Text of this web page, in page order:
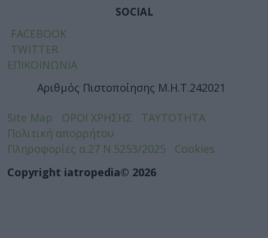
SOCIAL
FACEBOOK
TWITTER
ΕΠΙΚΟΙΝΩΝΙΑ
Αριθμός Πιστοποίησης Μ.Η.Τ.242021
Site Map ΟΡΟΙ ΧΡΗΣΗΣ
ΤΑΥΤΟΤΗΤΑ
Πολιτική απορρήτου
Πληροφορίες α.27 Ν.5253/2025
Cookies
Copyright iatropedia© 2026